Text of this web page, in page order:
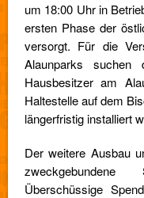
um 18:00 Uhr in
ersten Phase der
versorgt. Für die
Alaunparks
Hausbesitzer am
Haltestelle auf dem
längerfristig installiert
Der weitere Ausbau
Überschüssige